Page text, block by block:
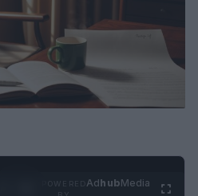
AdhubMedia